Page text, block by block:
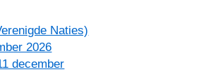
Naties)
2026
december